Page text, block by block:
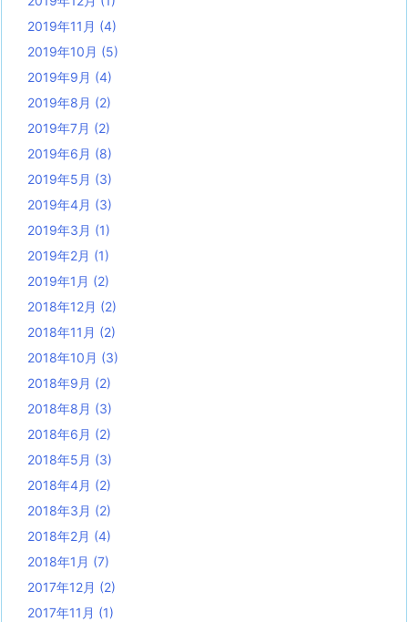
2019年11月 (4)
2019年10月 (5)
2019年9月 (4)
2019年8月 (2)
2019年7月 (2)
2019年6月 (8)
2019年5月 (3)
2019年4月 (3)
2019年3月 (1)
2019年2月 (1)
2019年1月 (2)
2018年12月 (2)
2018年11月 (2)
2018年10月 (3)
2018年9月 (2)
2018年8月 (3)
2018年6月 (2)
2018年5月 (3)
2018年4月 (2)
2018年3月 (2)
2018年2月 (4)
2018年1月 (7)
2017年12月 (2)
2017年11月 (1)